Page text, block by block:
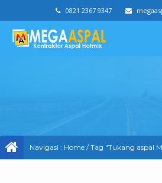
0821 2367 9347
Navigasi : Home /Tag "Tukang aspal